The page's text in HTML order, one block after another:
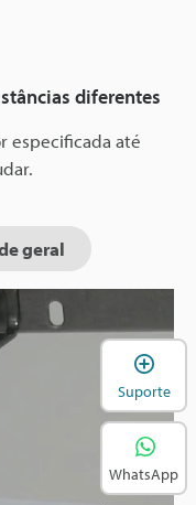
diferentes
especificada até
geral
Suporte
WhatsApp